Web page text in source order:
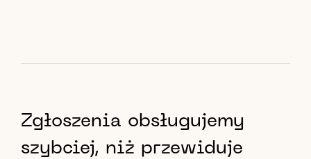
Zgłoszenia obsługujemy
szybciej, niż przewiduje